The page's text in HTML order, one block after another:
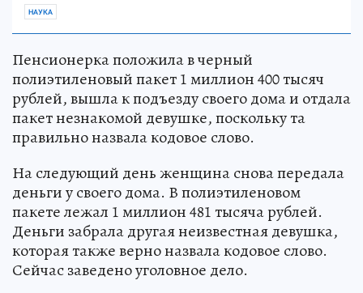
НАУКА
Пенсионерка положила в черный
полиэтиленовый пакет 1 миллион 400 тысяч
рублей, вышла к подъезду своего дома и отдала
пакет незнакомой девушке, поскольку та
правильно назвала кодовое слово.
На следующий день женщина снова передала
деньги у своего дома. В полиэтиленовом
пакете лежал 1 миллион 481 тысяча рублей.
Деньги забрала другая неизвестная девушка,
которая также верно назвала кодовое слово.
Сейчас заведено уголовное дело.